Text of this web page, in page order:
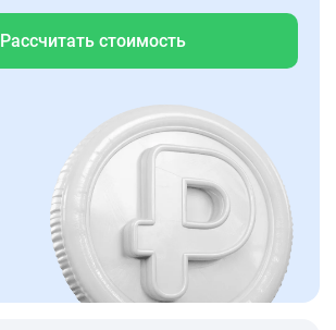
Рассчитать стоимость